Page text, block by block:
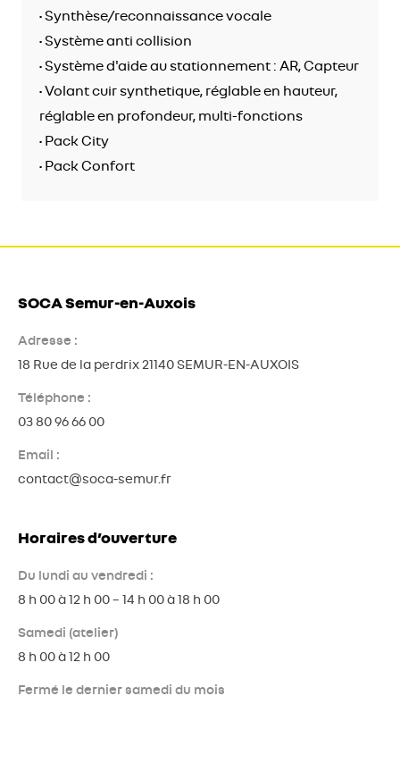
• Synthèse/reconnaissance vocale
• Système anti collision
• Système d'aide au stationnement : AR, Capteur
• Volant cuir synthetique, réglable en hauteur,
réglable en profondeur, multi-fonctions
• Pack City
• Pack Confort
SOCA Semur-en-Auxois
Adresse :
18 Rue de la perdrix 21140 SEMUR-EN-AUXOIS
Téléphone :
03 80 96 66 00
Email :
contact@soca-semur.fr
Horaires d’ouverture
Du lundi au vendredi :
8 h 00 à 12 h 00 – 14 h 00 à 18 h 00
Samedi (atelier)
8 h 00 à 12 h 00
Fermé le dernier samedi du mois